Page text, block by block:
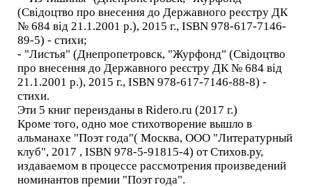
(Свідоцтво про внесення до Державного реєстру ДК
№ 684 від 21.1.2001 р.), 2015 г., ISBN 978-617-7146-
89-5) - стихи;
- "Листья" (Днепропетровск, "Журфонд" (Свідоцтво
про внесення до Державного реєстру ДК № 684 від
21.1.2001 р.), 2015 г., ISBN 978-617-7146-88-8) -
стихи.
Эти 5 книг переизданы в Ridero.ru (2017 г.)
Кроме того, одно мое стихотворение вышло в
альманахе "Поэт года"( Москва, ООО "Литературный
клуб", 2017 , ISBN 978-5-91815-4) от Стихов.ру,
издаваемом в процессе рассмотрения произведений
номинантов премии "Поэт года".